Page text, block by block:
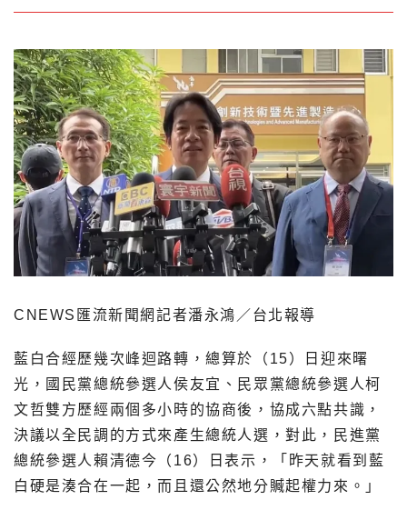
CNEWS匯流新聞網記者潘永鴻／台北報導
藍白合經歷幾次峰迴路轉，總算於（15）日迎來曙
光，國民黨總統參選人侯友宜、民眾黨總統參選人柯
文哲雙方歷經兩個多小時的協商後，協成六點共識，
決議以全民調的方式來產生總統人選，對此，民進黨
總統參選人賴清德今（16）日表示，「昨天就看到藍
白硬是湊合在一起，而且還公然地分贓起權力來。」